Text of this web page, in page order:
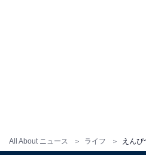
All About ニュース ライフ